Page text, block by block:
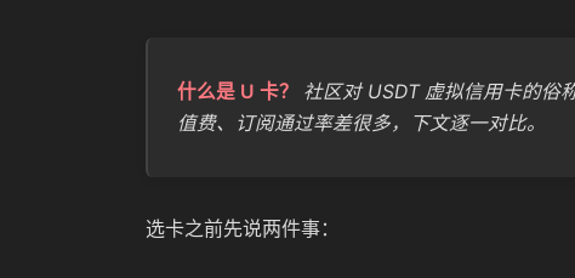
什么是 U 卡？
社区对 USDT 虚拟信用卡的俗
值费、订阅通过率差很多，下文逐一对比。
选卡之前先说两件事：